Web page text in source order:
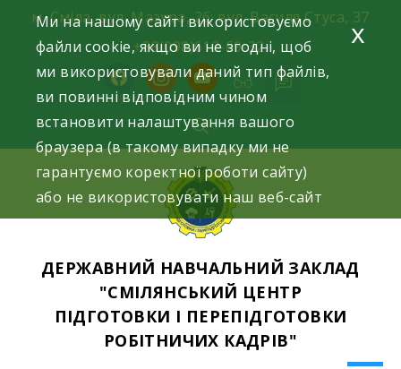
content
м. Сміла, вул. Мазура, 26; вул. Василя Стуса, 37
+38(098)612-69-32.
facebookinstagram
youtube
ДЕРЖАВНИЙ НАВЧАЛЬНИЙ ЗАКЛАД
"СМІЛЯНСЬКИЙ ЦЕНТР
ПІДГОТОВКИ І ПЕРЕПІДГОТОВКИ
РОБІТНИЧИХ КАДРІВ"
Ми на нашому сайті використовуємо
файли cookie, якщо ви не згодні, щоб
ми використовували даний тип файлів,
ви повинні відповідним чином
встановити налаштування вашого
браузера (в такому випадку ми не
гарантуємо коректної роботи сайту)
або не використовувати наш веб-сайт
x